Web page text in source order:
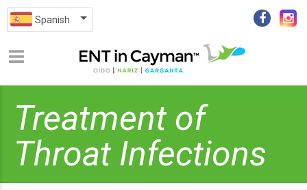
Spanish
Treatment of
Throat Infections